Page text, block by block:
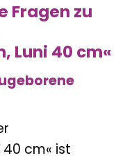
Fragen zu
Luni 40 cm«
cm« ist